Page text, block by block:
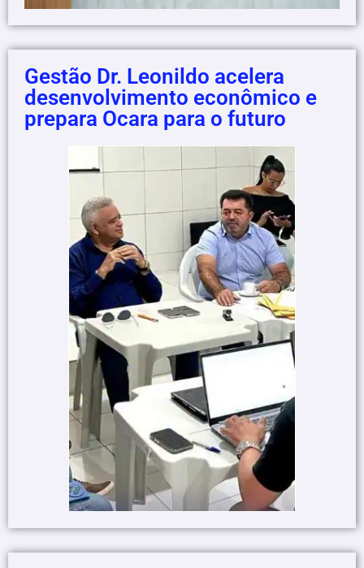
Gestão Dr. Leonildo acelera
desenvolvimento econômico e
prepara Ocara para o futuro